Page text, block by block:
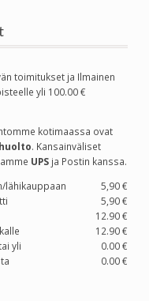
toimitukset ja Ilmainen
yli 100.00 €
kotimaassa ovat
. Kansainväliset
UPS ja Postin kanssa.
lähikauppaan
5,90 €
5,90 €
12.90 €
12.90 €
yli
0.00 €
0.00 €